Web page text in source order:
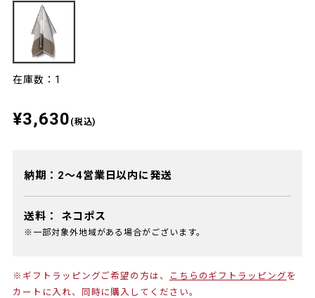
在庫数：1
¥3,630 (税込)
納期：2～4営業日以内に発送
送料： ネコポス
※一部対象外地域がある場合がございます。
※ギフトラッピングご希望の方は、 こちらのギフトラッピング を
カートに入れ、同時に購入してください。